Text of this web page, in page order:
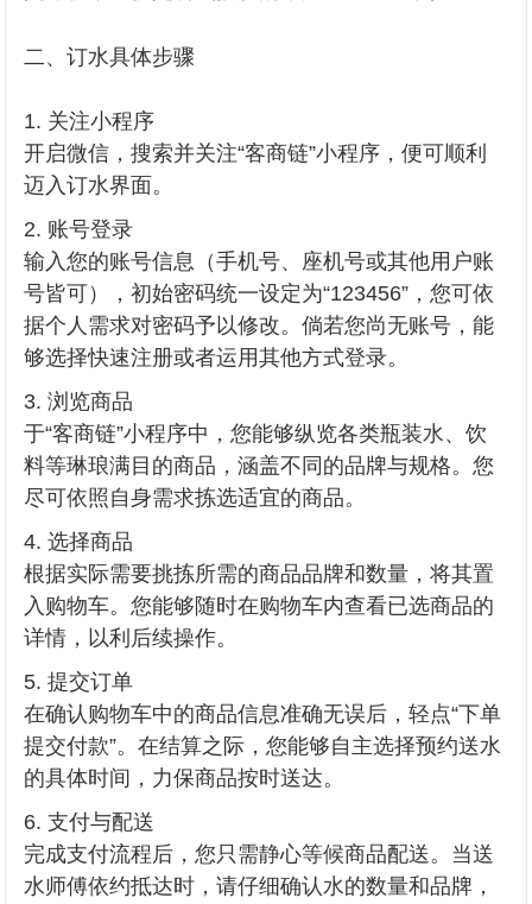
二、订水具体步骤
关注小程序
开启微信，搜索并关注“客商链”小程序，便可顺利
迈入订水界面。
账号登录
输入您的账号信息（手机号、座机号或其他用户账
号皆可），初始密码统一设定为“123456”，您可依
据个人需求对密码予以修改。倘若您尚无账号，能
够选择快速注册或者运用其他方式登录。
浏览商品
于“客商链”小程序中，您能够纵览各类瓶装水、饮
料等琳琅满目的商品，涵盖不同的品牌与规格。您
尽可依照自身需求拣选适宜的商品。
选择商品
根据实际需要挑拣所需的商品品牌和数量，将其置
入购物车。您能够随时在购物车内查看已选商品的
详情，以利后续操作。
提交订单
在确认购物车中的商品信息准确无误后，轻点“下单
提交付款”。在结算之际，您能够自主选择预约送水
的具体时间，力保商品按时送达。
支付与配送
完成支付流程后，您只需静心等候商品配送。当送
水师傅依约抵达时，请仔细确认水的数量和品牌，